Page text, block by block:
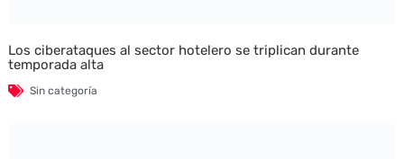
Los ciberataques al sector hotelero se triplican durante
temporada alta
Sin categoría